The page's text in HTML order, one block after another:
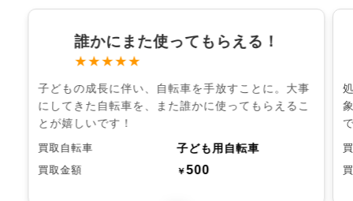
誰かにまた使ってもらえる！
★★★★★
子どもの成長に伴い、自転車を手放すことに。大事
にしてきた自転車を、また誰かに使ってもらえるこ
とが嬉しいです！
買取自転車 子ども用自転車
買取金額 ￥500